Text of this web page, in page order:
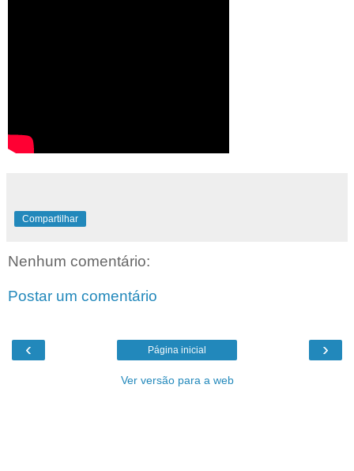
Compartilhar
Nenhum comentário:
Postar um comentário
‹ ›
Página inicial
Ver versão para a web